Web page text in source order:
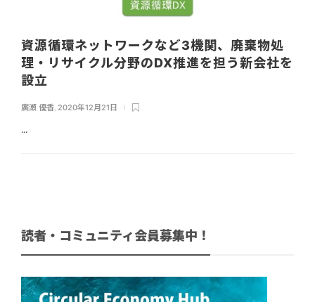
資源循環ネットワークなど3機関、廃棄物処
理・リサイクル分野のDX推進を担う新会社を
設立
廣瀬 優香, 2020年12月21日
...
読者・コミュニティ会員募集中！